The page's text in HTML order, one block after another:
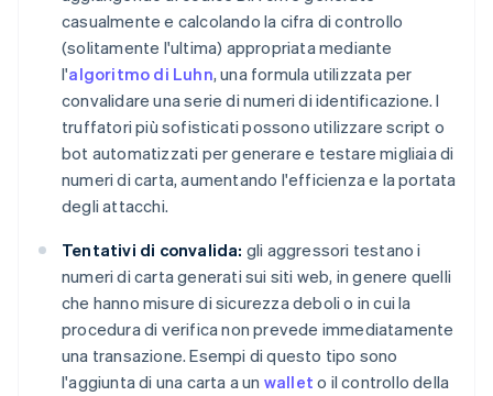
casualmente e calcolando la cifra di controllo
(solitamente l'ultima) appropriata mediante
l'algoritmo di Luhn, una formula utilizzata per
convalidare una serie di numeri di identificazione. I
truffatori più sofisticati possono utilizzare script o
bot automatizzati per generare e testare migliaia di
numeri di carta, aumentando l'efficienza e la portata
degli attacchi.
Tentativi di convalida: gli aggressori testano i
numeri di carta generati sui siti web, in genere quelli
che hanno misure di sicurezza deboli o in cui la
procedura di verifica non prevede immediatamente
una transazione. Esempi di questo tipo sono
l'aggiunta di una carta a un wallet o il controllo della